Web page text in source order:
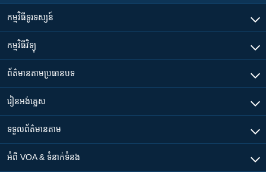
កម្មវិធី​ទូរទស្សន៍
កម្មវិធី​វិទ្យុ
ព័ត៌មាន​តាមប្រធានបទ​
រៀន​​អង់គ្លេស
ទទួល​ព័ត៌មាន​តាម
អំពី​ VOA & ទំនាក់ទំនង